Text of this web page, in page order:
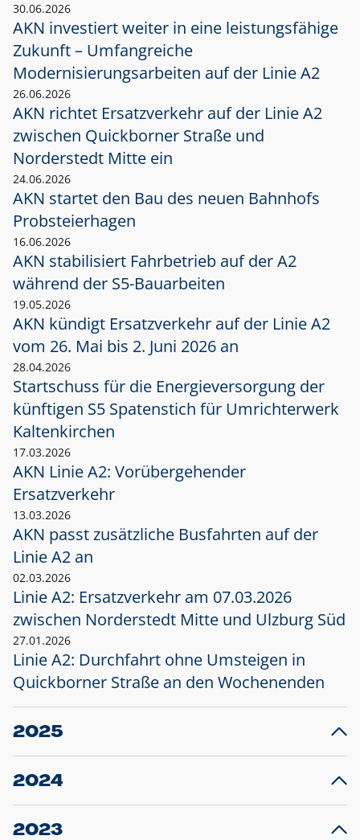
30.06.2026
AKN investiert weiter in eine leistungsfähige
Zukunft – Umfangreiche
Modernisierungsarbeiten auf der Linie A2
26.06.2026
AKN richtet Ersatzverkehr auf der Linie A2
zwischen Quickborner Straße und
Norderstedt Mitte ein
24.06.2026
AKN startet den Bau des neuen Bahnhofs
Probsteierhagen
16.06.2026
AKN stabilisiert Fahrbetrieb auf der A2
während der S5-Bauarbeiten
19.05.2026
AKN kündigt Ersatzverkehr auf der Linie A2
vom 26. Mai bis 2. Juni 2026 an
28.04.2026
Startschuss für die Energieversorgung der
künftigen S5 Spatenstich für Umrichterwerk
Kaltenkirchen
17.03.2026
AKN Linie A2: Vorübergehender
Ersatzverkehr
13.03.2026
AKN passt zusätzliche Busfahrten auf der
Linie A2 an
02.03.2026
Linie A2: Ersatzverkehr am 07.03.2026
zwischen Norderstedt Mitte und Ulzburg Süd
27.01.2026
Linie A2: Durchfahrt ohne Umsteigen in
Quickborner Straße an den Wochenenden
2025
23.12.2025
Projekt S5: Start der Bauarbeiten am
2024
10.12.2024
Großprojekt S5: Sperrung der Bahnstraße in
2023